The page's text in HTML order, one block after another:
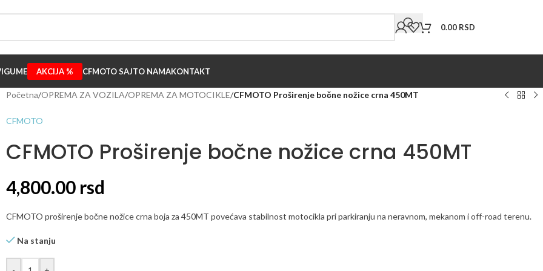
0.00 RSD
GUME AKCIJA % CFMOTO SAJTO NAMAKONTAKT
Početna/OPREMA ZA VOZILA/OPREMA ZA MOTOCIKLE/CFMOTO Proširenje bočne nožice crna 450MT
CFMOTO
CFMOTO Proširenje bočne nožice crna 450MT
4,800.00 rsd
CFMOTO proširenje bočne nožice crna boja za 450MT povećava stabilnost motocikla pri parkiranju na neravnom, mekanom i off-road terenu.
Na stanju